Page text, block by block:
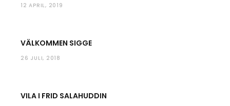
12 APRIL, 2019
VÄLKOMMEN SIGGE
26 JULI, 2018
VILA I FRID SALAHUDDIN